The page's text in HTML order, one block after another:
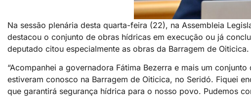
Na sessão plenária desta quarta-feira (22), na Assembleia
destacou o conjunto de obras hídricas em execução ou já
deputado citou especialmente as obras da Barragem de Oiticica.
“Acompanhei a governadora Fátima Bezerra e mais um
estiveram conosco na Barragem de Oiticica, no Seridó. Fiquei
que garantirá segurança hídrica para o nosso povo. Pudemos